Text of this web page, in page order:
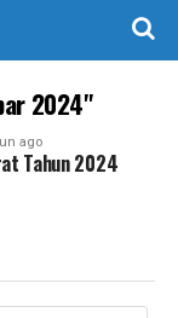
2024"
ago
Tahun 2024